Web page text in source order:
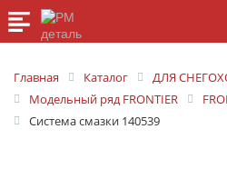
Главная Каталог
ДЛЯ
Модельный ряд FRONTIER
Система смазки 140539